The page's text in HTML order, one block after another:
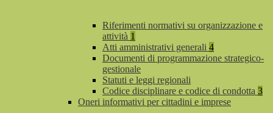
Riferimenti normativi su organizzazione e
attività 1
Atti amministrativi generali 4
Documenti di programmazione strategico-
gestionale
Statuti e leggi regionali
Codice disciplinare e codice di condotta 3
Oneri informativi per cittadini e imprese